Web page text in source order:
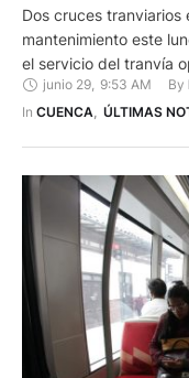
Dos cruces tranviarios
mantenimiento este
el servicio del tranvía
mantenimiento se
Los cruces
junio 29 9:53 AM By
In CUENCA, ÚLTIMAS